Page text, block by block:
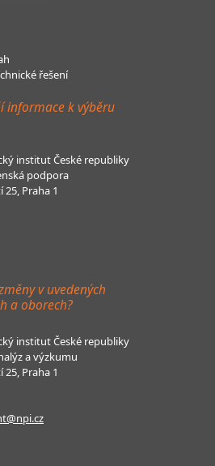
řešení
informace k výběru
institut České republiky
podpora
Praha 1
v uvedených
a oborech?
institut České republiky
a výzkumu
Praha 1